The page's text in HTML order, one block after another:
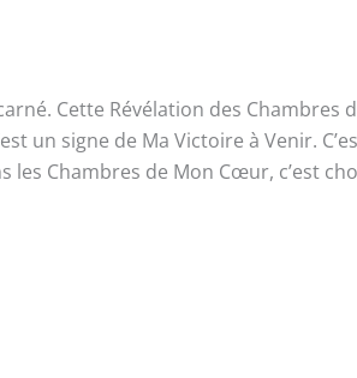
Cette Révélation des
un signe de Ma Victoire à Venir.
les Chambres de Mon Cœur, c’est